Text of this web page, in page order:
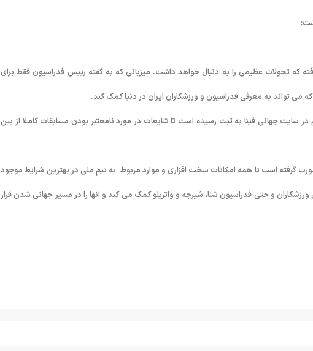
برعهده گرفته که تحولات عظیمی را به دنبال خواهد داشت. میزبانی که به گفته رییس فدراسیون فقط برای
می تواند به معرفی فدراسیون و ورزشکاران ایران در دنیا کمک کند.
سایت جهانی فینا به ثبت رسیده است تا شایعات در مورد نامعتبر بودن مسابقات کاملا از بین
گرفته است تا همه امکانات سخت افزاری و موارد مربوط به تیم ملی در بهترین شرایط موجود
ورزشکاران و حتی فدراسیون شنا، شیرجه و واترپلو کمک می کند و آنها را در مسیر جهانی شدن قرار